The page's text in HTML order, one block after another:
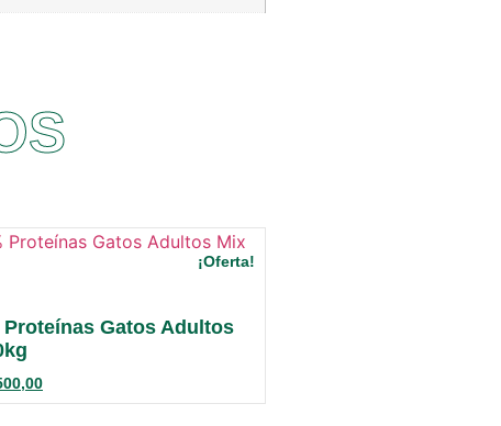
¡Oferta!
Gatos Adultos